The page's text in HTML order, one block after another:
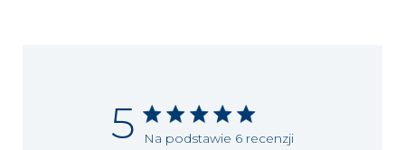
5 Na podstawie 6 recenzji